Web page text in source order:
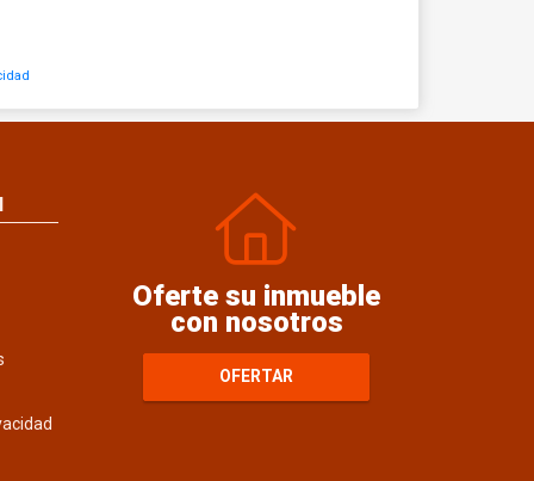
Oferte su inmueble
con nosotros
OFERTAR